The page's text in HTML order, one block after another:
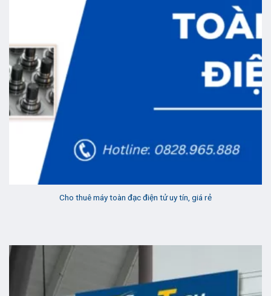
Cho thuê máy toàn đạc điện tử uy tín, giá rẻ